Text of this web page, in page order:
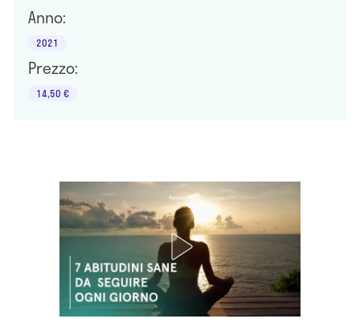
Anno:
2021
Prezzo:
14,50 €